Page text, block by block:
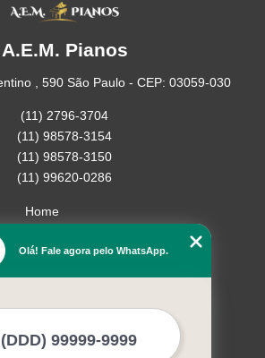
A.E.M. Pianos
, 590 São Paulo - CEP: 03059-030
(11) 2796-3704
(11) 98578-3154
(11) 98578-3150
(11) 99620-0286
Home
Missão
Mais Serviços
Olá! Fale agora pelo WhatsApp.